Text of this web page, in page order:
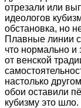
отрезали или
идеологов
обстановка, но
Плавные линии
что нормально и
от венской
настолько
обои оставили
кубизму это шло.